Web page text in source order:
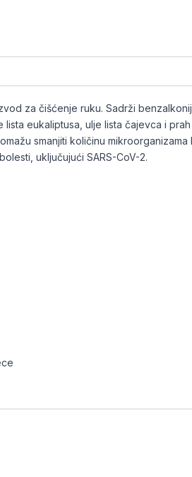
za čišćenje ruku. Sadrži
lista eukaliptusa, ulje lista čajevca i
smanjiti količinu mikroorganizama
uključujući SARS-CoV-2.